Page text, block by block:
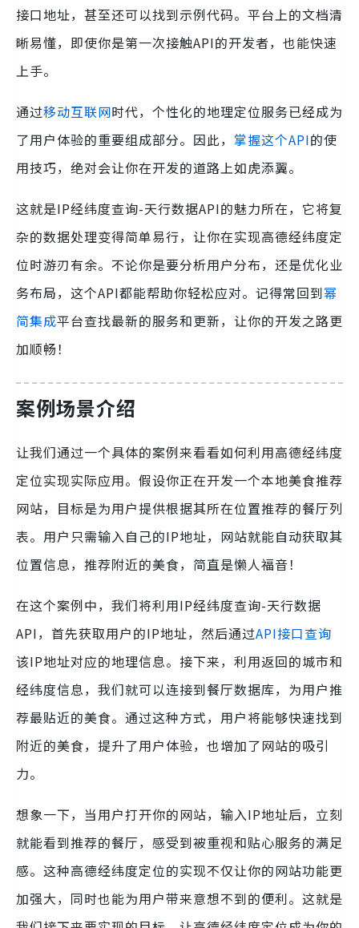
接口地址，甚至还可以找到示例代码。平台上的文档清
晰易懂，即使你是第一次接触API的开发者，也能快速
上手。
通过移动互联网时代，个性化的地理定位服务已经成为
了用户体验的重要组成部分。因此， 掌握这个API的使
用技巧，绝对会让你在开发的道路上如虎添翼。
这就是IP经纬度查询-天行数据API的魅力所在，它将复
杂的数据处理变得简单易行，让你在实现高德经纬度定
位时游刃有余。不论你是要分析用户分布，还是优化业
务布局，这个API都能帮助你轻松应对。记得常回到幂
简集成平台查找最新的服务和更新，让你的开发之路更
加顺畅！
案例场景介绍
让我们通过一个具体的案例来看看如何利用高德经纬度
定位实现实际应用。假设你正在开发一个本地美食推荐
网站，目标是为用户提供根据其所在位置推荐的餐厅列
表。用户只需输入自己的IP地址，网站就能自动获取其
位置信息，推荐附近的美食，简直是懒人福音！
在这个案例中，我们将利用IP经纬度查询-天行数据
API，首先获取用户的IP地址，然后通过API接口查询
该IP地址对应的地理信息。接下来，利用返回的城市和
经纬度信息，我们就可以连接到餐厅数据库，为用户推
荐最贴近的美食。通过这种方式，用户将能够快速找到
附近的美食，提升了用户体验，也增加了网站的吸引
力。
想象一下，当用户打开你的网站，输入IP地址后，立刻
就能看到推荐的餐厅，感受到被重视和贴心服务的满足
感。这种高德经纬度定位的实现不仅让你的网站功能更
加强大，同时也能为用户带来意想不到的便利。这就是